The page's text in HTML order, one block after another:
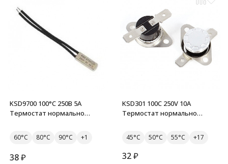
KSD9700 100°C 250В 5А
Термостат нормально
60°C 80°C 90°C
38₽
KSD301 100C 250V 10A
Термостат нормально
45°C 50°C 55°C
32₽